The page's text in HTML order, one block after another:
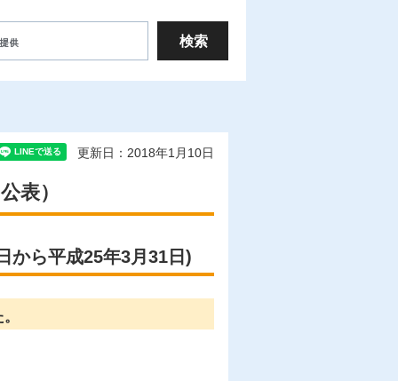
更新日：2018年1月10日
表）
から平成25年3月31日)